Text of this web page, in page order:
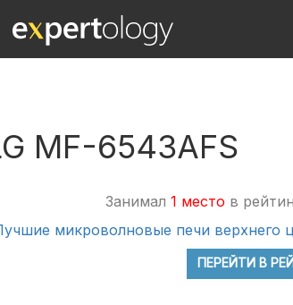
MF-6543AFS
Занимал 1 место в
микроволновые печи верхнего
ПЕРЕЙТИ В